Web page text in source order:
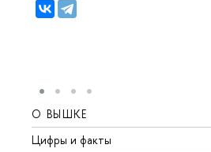
О ВЫШКЕ
Цифры и факты